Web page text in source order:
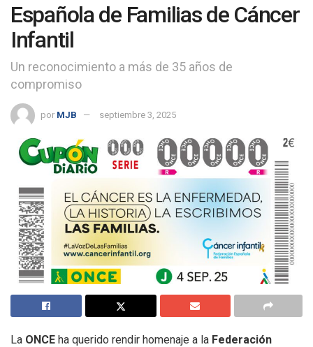
Española de Familias de Cáncer
Infantil
Un reconocimiento a más de 35 años de
compromiso
por MJB septiembre 3, 2025
La ONCE ha querido rendir homenaje a la Federación